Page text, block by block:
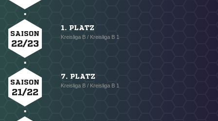
SAISON
22/23
1. PLATZ
Kreisliga B / Kreisliga B 1
SAISON
21/22
7. PLATZ
Kreisliga B / Kreisliga B 1